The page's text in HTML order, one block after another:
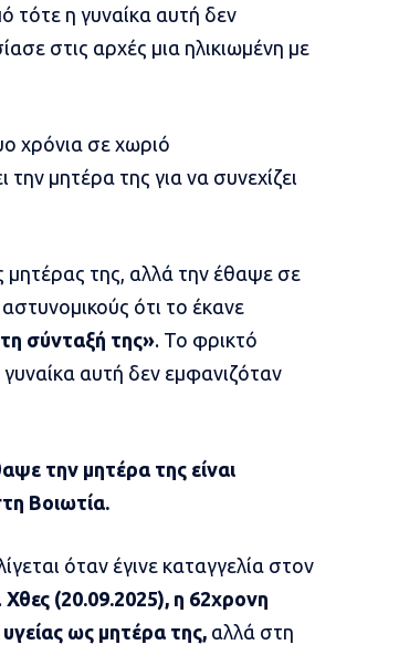
τότε η γυναίκα αυτή δεν
στις αρχές μια ηλικιωμένη με
χρόνια σε χωριό
μητέρα της για να συνεχίζει
της, αλλά την έθαψε σε
ότι το έκανε
σύνταξή της». Το φρικτό
αυτή δεν εμφανιζόταν
την μητέρα της είναι
Βοιωτία.
όταν έγινε καταγγελία στον
Χθες (20.09.2025), η 62χρονη
ως μητέρα της,αλλά στη